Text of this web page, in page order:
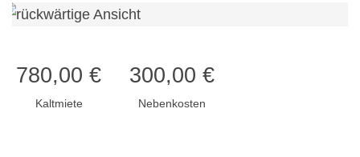
780,00 €
Kaltmiete
300,00 €
Nebenkosten